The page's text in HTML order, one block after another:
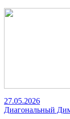
27.05.2026
Диагональный